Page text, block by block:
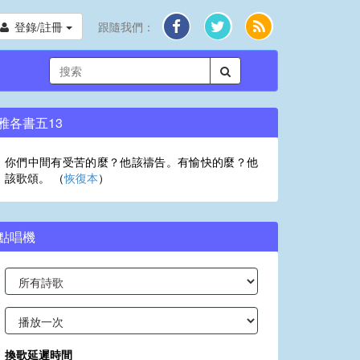
登錄/註冊 跟隨我們：
各書五13
你們中間有受苦的麼？他該禱告。有愉快的麼？他
該歌頌。 （恢復本）
唱機
換歌延遲時間